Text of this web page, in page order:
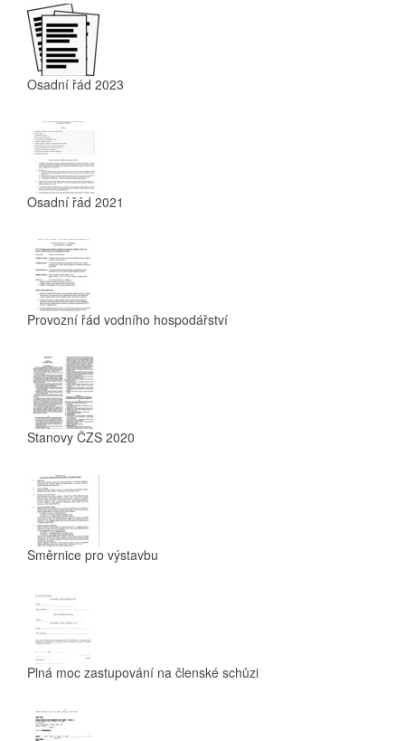
Osadní řád 2023
Osadní řád 2021
Provozní řád vodního hospodářství
Stanovy ČZS 2020
Směrnice pro výstavbu
Plná moc zastupování na členské schůzi